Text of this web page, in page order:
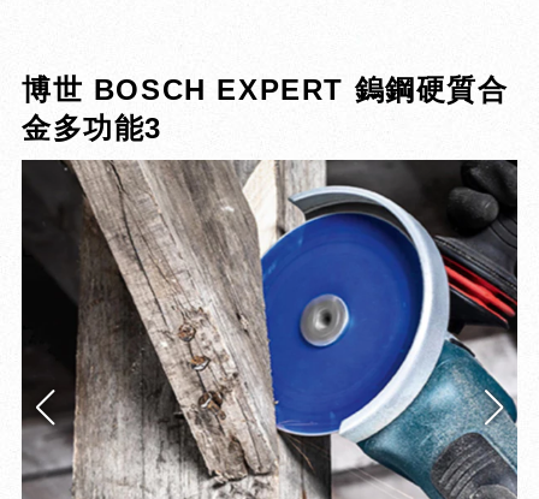
博世 BOSCH EXPERT 鎢鋼硬質合
金多功能3